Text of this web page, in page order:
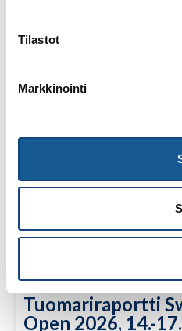
Tilastot
Markkinointi
Tuomariraportti
Open 2026, 14.-